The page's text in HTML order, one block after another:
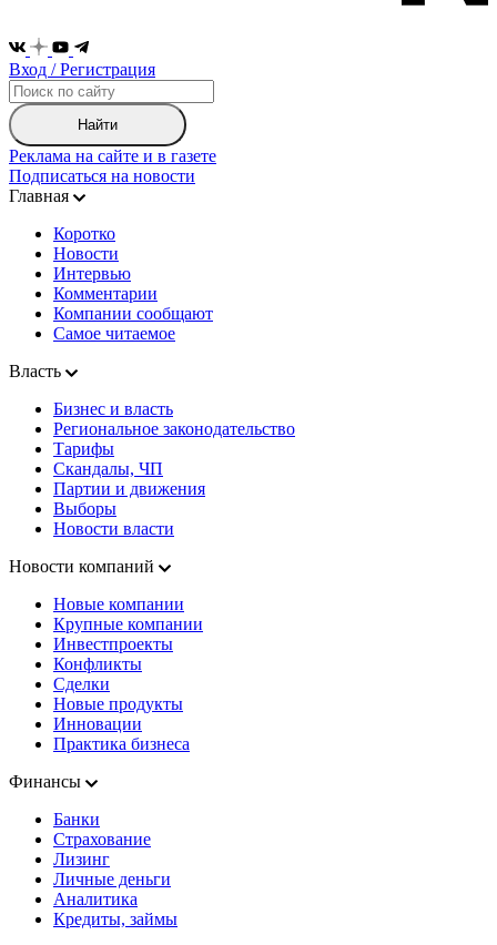
Вход / Регистрация
Найти
Реклама на сайте и в газете
Подписаться на новости
Главная
Коротко
Новости
Интервью
Комментарии
Компании сообщают
Самое читаемое
Власть
Бизнес и власть
Региональное законодательство
Тарифы
Скандалы, ЧП
Партии и движения
Выборы
Новости власти
Новости компаний
Новые компании
Крупные компании
Инвестпроекты
Конфликты
Сделки
Новые продукты
Инновации
Практика бизнеса
Финансы
Банки
Страхование
Лизинг
Личные деньги
Аналитика
Кредиты, займы